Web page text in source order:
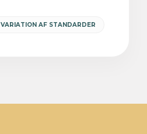
VARIATION AF STANDARDER